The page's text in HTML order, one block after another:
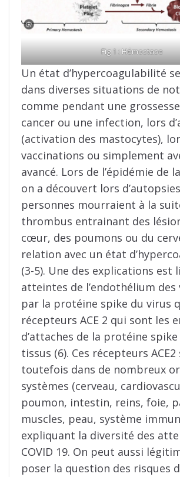
Fig 1 : Hémostase
Un état d’hypercoagulabilité
dans diverses situations de
comme pendant une
cancer ou une infection, lors
(activation des mastocytes),
vaccinations ou simplement
avancé. Lors de l’épidémie de
on a découvert lors
personnes mourraient à la
thrombus entrainant des
cœur, des poumons ou du
relation avec un état
(3-5). Une des explications est
atteintes de l’endothélium des
par la protéine spike du virus
récepteurs ACE 2 qui sont les
d’attaches de la protéine
tissus (6). Ces récepteurs
toutefois dans de nombreux
systèmes (cerveau,
poumon, intestin, reins, foie,
muscles, peau, système
expliquant la diversité des
COVID 19. On peut aussi
poser la question des risques